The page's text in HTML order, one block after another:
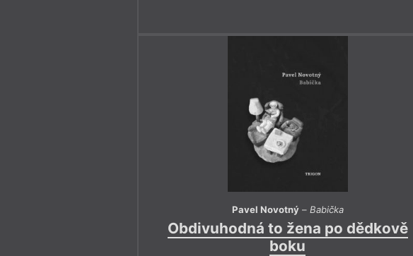
Pavel Novotný– Babička
Obdivuhodná to žena po dědkově
boku